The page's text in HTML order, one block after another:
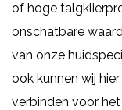
of hoge
onschatbare
van onze
ook kunnen wij
verbinden voor